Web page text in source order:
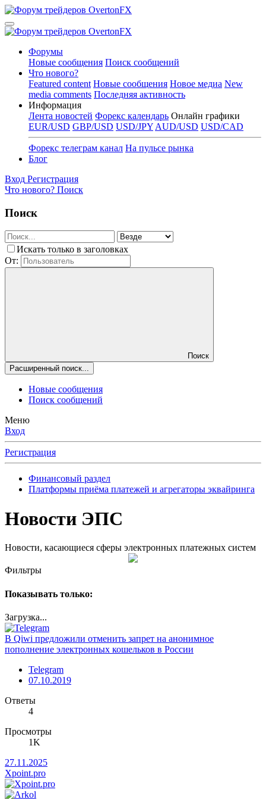
Форумы
Новые сообщения Поиск сообщений
Что нового?
Featured content Новые сообщения Новое медиа New
media comments Последняя активность
Информация
Лента новостей Форекс календарь Онлайн графики
EUR/USD GBP/USD USD/JPY AUD/USD USD/CAD
Форекс телеграм канал На пульсе рынка
Блог
Вход Регистрация
Что нового? Поиск
Поиск
Искать только в заголовках
От:
Поиск
Расширенный поиск...
Новые сообщения
Поиск сообщений
Меню
Вход
Регистрация
Финансовый раздел
Платформы приёма платежей и агрегаторы эквайринга
Новости ЭПС
Новости, касающиеся сферы электронных платежных систем
Фильтры
Показывать только:
Загрузка...
В Qiwi предложили отменить запрет на анонимное
пополнение электронных кошельков в России
Telegram
07.10.2019
Ответы
4
Просмотры
1K
27.11.2025
Xpoint.pro